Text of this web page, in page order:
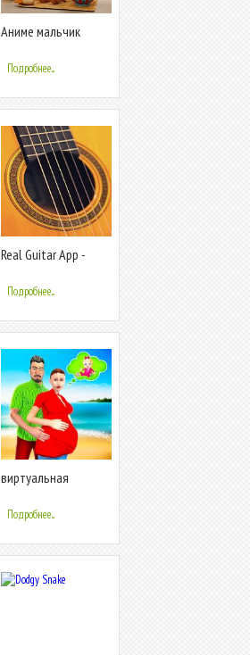
Аниме мальчик
Подробнее...
Real Guitar App -
симулятор гитары
Pro
Подробнее...
виртуальная
семейный симулятор
Подробнее...